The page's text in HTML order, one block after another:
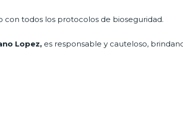
con todos los protocolos de bioseguridad.
Lopez, es responsable y cauteloso,